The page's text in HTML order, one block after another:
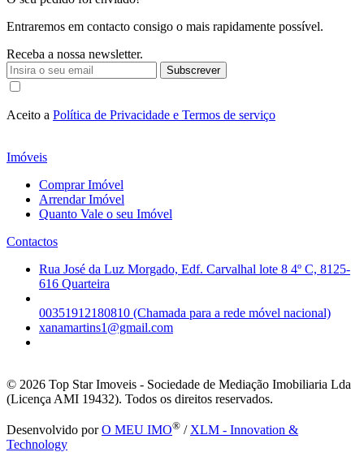
Entraremos em contacto consigo o mais rapidamente possível.
Receba a nossa newsletter.
Subscrever
Aceito a Política de Privacidade e Termos de serviço
Imóveis
Comprar Imóvel
Arrendar Imóvel
Quanto Vale o seu Imóvel
Contactos
Rua José da Luz Morgado, Edf. Carvalhal lote 8 4º C, 8125-
616 Quarteira
00351912180810 (Chamada para a rede móvel nacional)
xanamartins1@gmail.com
© 2026 Top Star Imoveis - Sociedade de Mediação Imobiliaria Lda
(Licença AMI 19432). Todos os direitos reservados.
Desenvolvido porO MEU IMO® / XLM - Innovation &
Technology